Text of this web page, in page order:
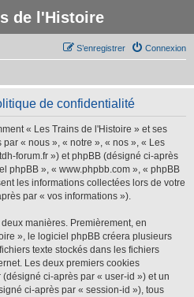
de l'Histoire
Connexion
S’enregistrer
de confidentialité
« Les Trains de l'Histoire » et ses
« nous », « notre », « nos », « Les
forum.fr ») et phpBB (désigné ci-après
phpBB », « www.phpbb.com », « phpBB
les informations collectées lors de votre
par « vos informations »).
manières. Premièrement, en
», le logiciel phpBB créera plusieurs
texte stockés dans les fichiers
Les deux premiers cookies
ci-après par « user-id ») et un
ci-après par « session-id »), tous